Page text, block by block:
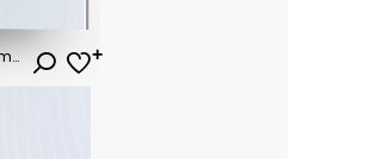
Business futuristic skyscraper banner with programm code